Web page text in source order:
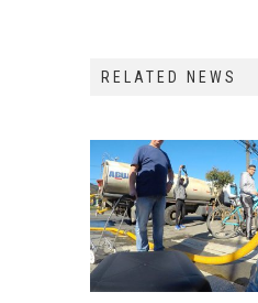
RELATED NEWS